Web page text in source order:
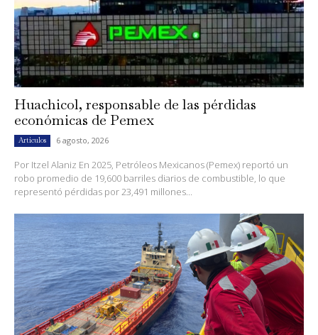
Huachicol, responsable de las pérdidas
económicas de Pemex
Artículos 6 agosto, 2026
Por Itzel Alaniz En 2025, Petróleos Mexicanos (Pemex) reportó un
robo promedio de 19,600 barriles diarios de combustible, lo que
representó pérdidas por 23,491 millones...